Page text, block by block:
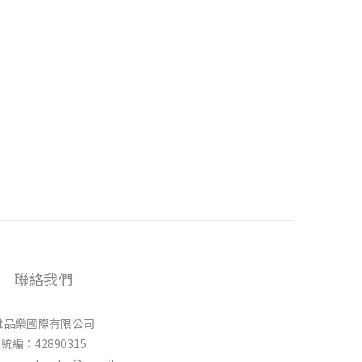
聯絡我們
品樂國際有限公司
統編：42890315